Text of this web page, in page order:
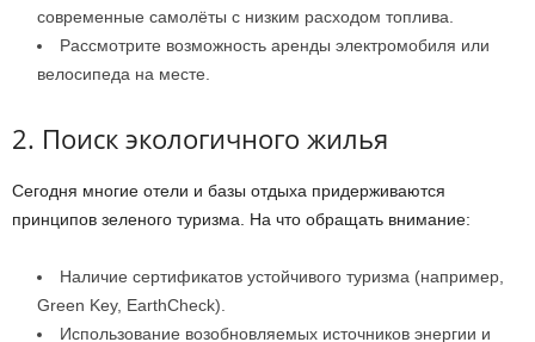
современные самолёты с низким расходом топлива.
Рассмотрите возможность аренды электромобиля или
велосипеда на месте.
2. Поиск экологичного жилья
Сегодня многие отели и базы отдыха придерживаются
принципов зеленого туризма. На что обращать внимание:
Наличие сертификатов устойчивого туризма (например,
Green Key, EarthCheck).
Использование возобновляемых источников энергии и